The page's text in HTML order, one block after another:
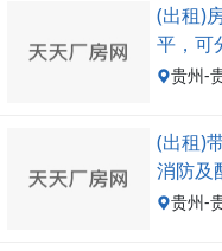
(出租)
平，可
贵州-
(出租)
消防及
贵州-